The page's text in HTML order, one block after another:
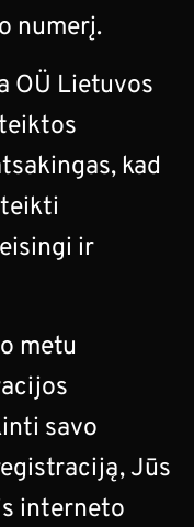
numerį.
OÜ Lietuvos
kad
ir
metu
savo
Jūs
interneto